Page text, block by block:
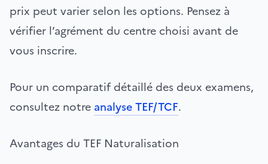
prix peut varier selon les options. Pensez à
vérifier l’agrément du centre choisi avant de
vous inscrire.
Pour un comparatif détaillé des deux examens,
consultez notre analyse TEF/TCF.
Avantages du TEF Naturalisation